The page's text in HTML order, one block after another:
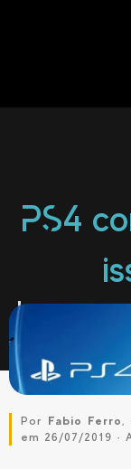
PS4
Por Fabio Ferro
em 26/07/2019 ·